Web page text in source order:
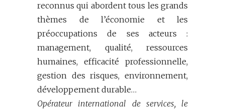
reconnus qui abordent tous les grands
thèmes de l’économie et les
préoccupations de ses acteurs :
management, qualité, ressources
humaines, efficacité professionnelle,
gestion des risques, environnement,
développement durable…
Opérateur international de services, le